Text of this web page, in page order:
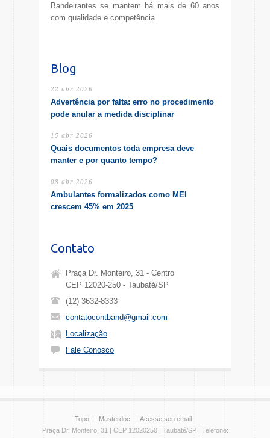
Bandeirantes se mantem há mais de 60 anos
com qualidade e competência.
Blog
22 abr 2026
Advertência por falta: erro no procedimento
pode anular a medida disciplinar
15 abr 2026
Quais documentos toda empresa deve
manter e por quanto tempo?
08 abr 2026
Ambulantes formalizados como MEI
crescem 45% em 2025
Contato
Praça Dr. Monteiro, 31 - Centro
CEP 12020-250 - Taubaté/SP
(12) 3632-8333
contatocontband@gmail.com
Localização
Fale Conosco
Topo Masterdoc
Acesse seu email
Praça Dr. Monteiro, 31 | CEP 12020250 | Taubaté/SP | Telefone: